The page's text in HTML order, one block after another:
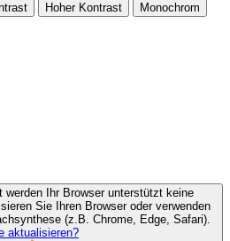
Hoher Kontrast Monochrom
werden
Ihr Browser unterstützt keine
Sie Ihren Browser oder verwenden
(z.B. Chrome, Edge, Safari).
aktualisieren?